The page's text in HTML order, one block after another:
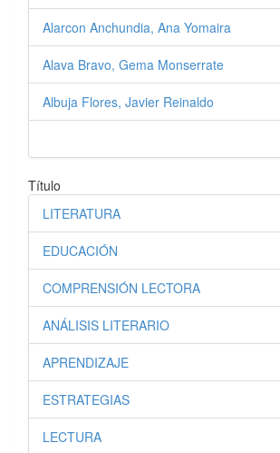
Alarcon Anchundia, Ana Yomaira
Alava Bravo, Gema Monserrate
Albuja Flores, Javier Reinaldo
Título
LITERATURA
EDUCACIÓN
COMPRENSIÓN LECTORA
ANÁLISIS LITERARIO
APRENDIZAJE
ESTRATEGIAS
LECTURA